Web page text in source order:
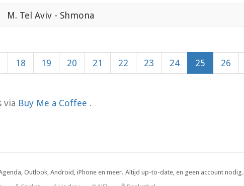
M. Tel Aviv - Shmona
18 19 20 21 22 23 24 25 26
via Buy Me a Coffee .
Outlook, Android, iPhone en meer. Altijd up-to-date, en geen account nodig.